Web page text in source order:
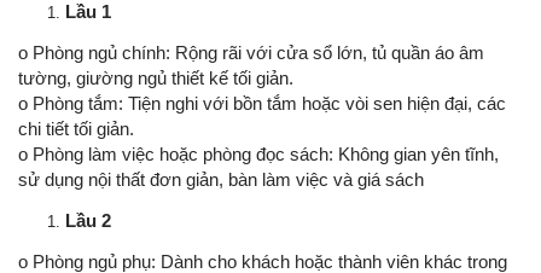
Lầu 1
o Phòng ngủ chính: Rộng rãi với cửa sổ lớn, tủ quần áo âm
tường, giường ngủ thiết kế tối giản.
o Phòng tắm: Tiện nghi với bồn tắm hoặc vòi sen hiện đại, các
chi tiết tối giản.
o Phòng làm việc hoặc phòng đọc sách: Không gian yên tĩnh,
sử dụng nội thất đơn giản, bàn làm việc và giá sách
Lầu 2
o Phòng ngủ phụ: Dành cho khách hoặc thành viên khác trong